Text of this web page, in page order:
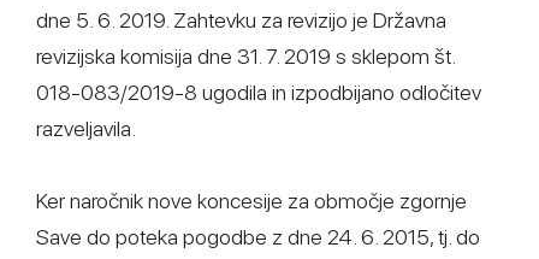
dne 5. 6. 2019. Zahtevku za revizijo je Državna
revizijska komisija dne 31. 7. 2019 s sklepom št.
018-083/2019-8 ugodila in izpodbijano odločitev
razveljavila.
Ker naročnik nove koncesije za območje zgornje
Save do poteka pogodbe z dne 24. 6. 2015, tj. do